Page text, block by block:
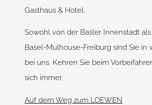
Gasthaus & Hotel.
Sowohl von der Basler Innenstadt
Basel-Mulhouse-Freiburg sind Sie in
bei uns. Kehren Sie beim
sich immer.
Auf dem Weg zum LOEWEN